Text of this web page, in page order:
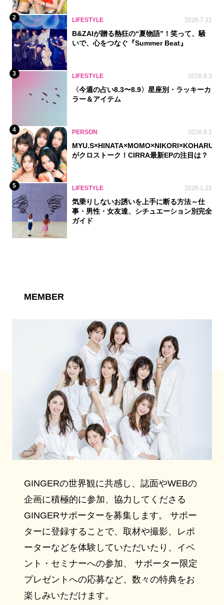
2 LIFESTYLE 2026.7.31
B&ZAIが贈る熱狂の“夏物語”！笑って、騒
いで、心をつなぐ『Summer Beat』
3 LIFESTYLE 2026.8.3
〈今週の占い8.3〜8.9〉星座別・ラッキーカ
ラー＆アイテム
4 PERSON 2026.8.1
MYU.S×HINATA×MOMO×NIKORI×KOHARU
がクロストーク！CIRRA最新EPの注目は？
5 LIFESTYLE 2026.1.25
気乗りしないお誘いを上手に断る方法～仕
事・男性・女友達、シチュエーション別完全
ガイド
MEMBER
GINGERの世界観に共感し、誌面やWEBの
企画に積極的に参加、協力してくださる
GINGERサポーターを募集します。 サポー
ターに登録することで、取材や撮影、レポ
ーターなどを体験していただいたり、イベ
ント・セミナーへの参加、 サポーター限定
プレゼントへの応募など、数々の特典をお
楽しみいただけます。